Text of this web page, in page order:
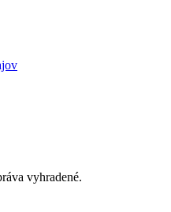
vyhradené.